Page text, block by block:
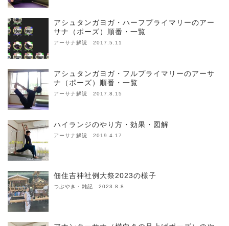
アシュタンガヨガ・ハーフプライマリーのアー
サナ（ポーズ）順番・一覧
アーサナ解説 2017.5.11
アシュタンガヨガ・フルプライマリーのアーサ
ナ（ポーズ）順番・一覧
アーサナ解説 2017.8.15
ハイランジのやり方・効果・図解
アーサナ解説 2019.4.17
佃住吉神社例大祭2023の様子
つぶやき・雑記 2023.8.8